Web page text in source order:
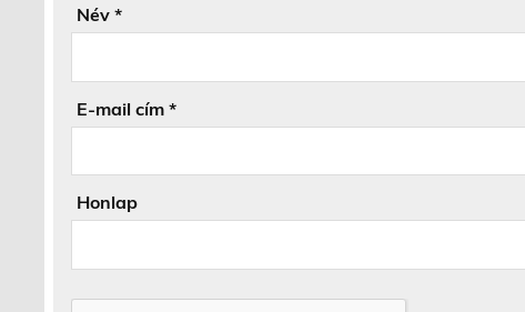
Név*
E-mail cím*
Honlap